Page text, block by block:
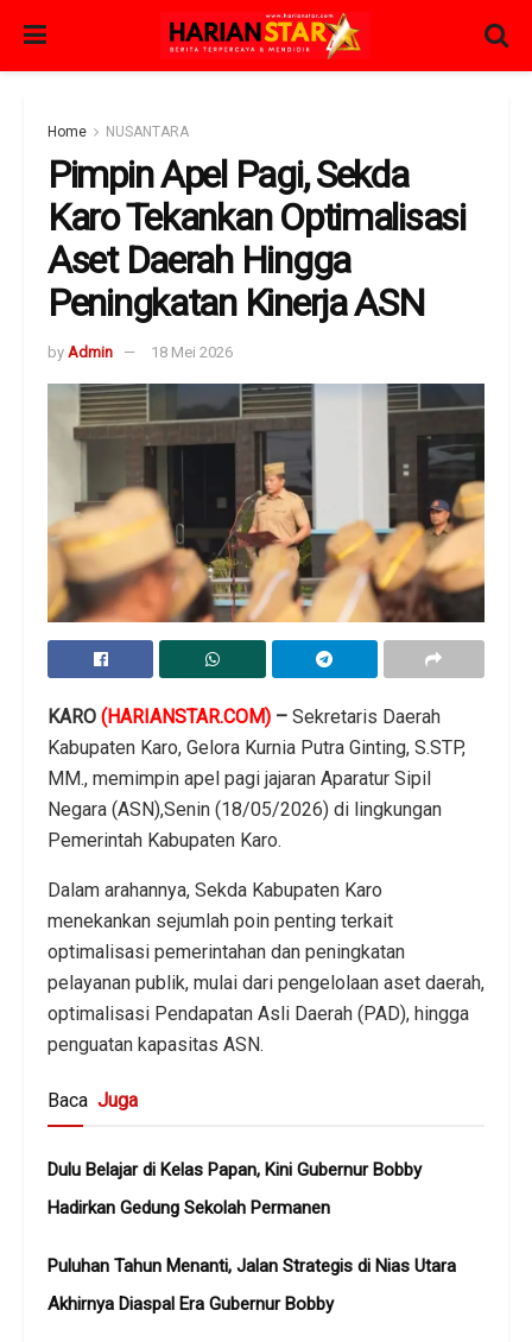
Home NUSANTARA
Pimpin Apel Pagi, Sekda
Karo Tekankan Optimalisasi
Aset Daerah Hingga
Peningkatan Kinerja ASN
by Admin 18 Mei 2026
KARO (HARIANSTAR.COM) – Sekretaris Daerah
Kabupaten Karo, Gelora Kurnia Putra Ginting, S.STP,
MM., memimpin apel pagi jajaran Aparatur Sipil
Negara (ASN),Senin (18/05/2026) di lingkungan
Pemerintah Kabupaten Karo.
Dalam arahannya, Sekda Kabupaten Karo
menekankan sejumlah poin penting terkait
optimalisasi pemerintahan dan peningkatan
pelayanan publik, mulai dari pengelolaan aset daerah,
optimalisasi Pendapatan Asli Daerah (PAD), hingga
penguatan kapasitas ASN.
Baca Juga
Dulu Belajar di Kelas Papan, Kini Gubernur Bobby
Hadirkan Gedung Sekolah Permanen
Puluhan Tahun Menanti, Jalan Strategis di Nias Utara
Akhirnya Diaspal Era Gubernur Bobby